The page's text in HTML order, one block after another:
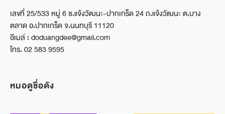
เลขที่ 25/533 หมู่ 6 ซ.แจ้งวัฒนะ-ปากเกร็ด 24 ถ.แจ้งวัฒนะ ต.บาง
ตลาด อ.ปากเกร็ด จ.นนทบุรี 11120
อีเมล์ : doduangdee@gmail.com
โทร. 02 583 9595
หมอดูชื่อดัง